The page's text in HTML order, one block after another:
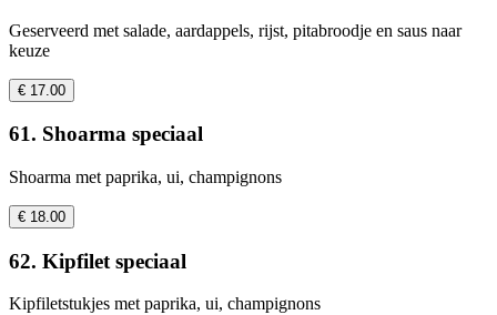
Geserveerd met salade, aardappels, rijst, pitabroodje en saus naar
keuze
€ 17.00
61. Shoarma speciaal
Shoarma met paprika, ui, champignons
€ 18.00
62. Kipfilet speciaal
Kipfiletstukjes met paprika, ui, champignons